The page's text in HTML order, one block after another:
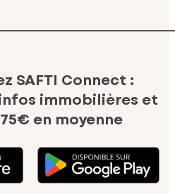
SAFTI Connect :
immobilières et
en moyenne